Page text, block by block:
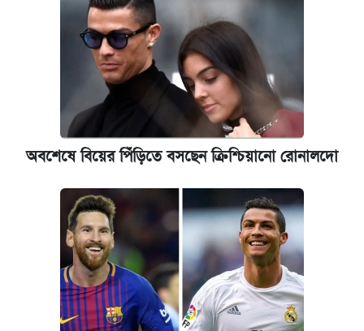
অবশেষে বিয়ের পিঁড়িতে বসছেন ক্রিশ্চিয়ানো রোনালদো